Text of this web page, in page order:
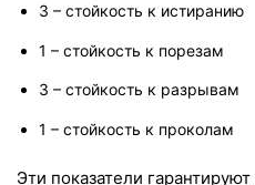
3 – стойкость к истиранию
1 – стойкость к порезам
3 – стойкость к разрывам
1 – стойкость к проколам
Эти показатели